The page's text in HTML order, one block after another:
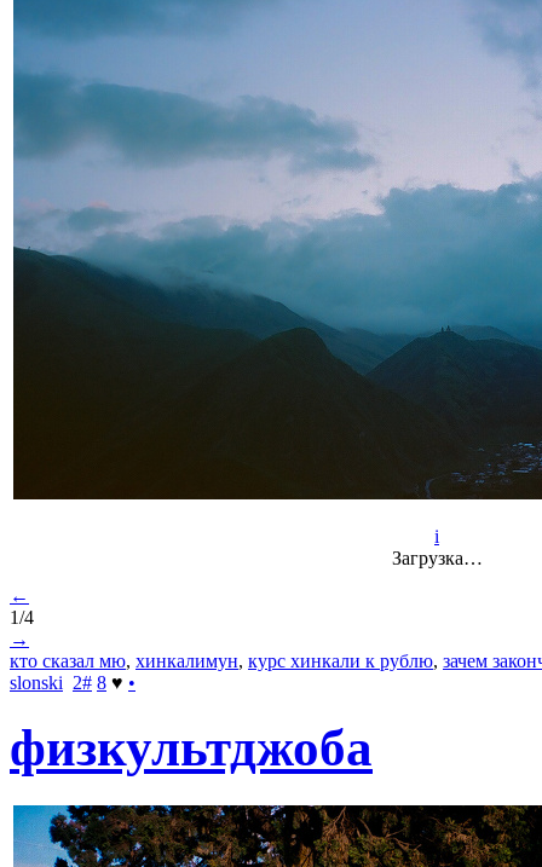
i
Загрузка…
←
1/4
→
кто сказал мю, хинкалимун, курс хинкали к рублю, зачем
slonski 2# 8 ♥ •
физкультджоба